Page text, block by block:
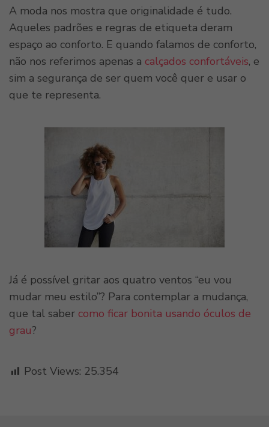
A moda nos mostra que originalidade é tudo.
Aqueles padrões e regras de etiqueta deram
espaço ao conforto. E quando falamos de conforto,
não nos referimos apenas a calçados confortáveis, e
sim a segurança de ser quem você quer e usar o
que te representa.
Já é possível gritar aos quatro ventos “eu vou
mudar meu estilo”? Para contemplar a mudança,
que tal saber como ficar bonita usando óculos de
grau?
Post Views: 25.354